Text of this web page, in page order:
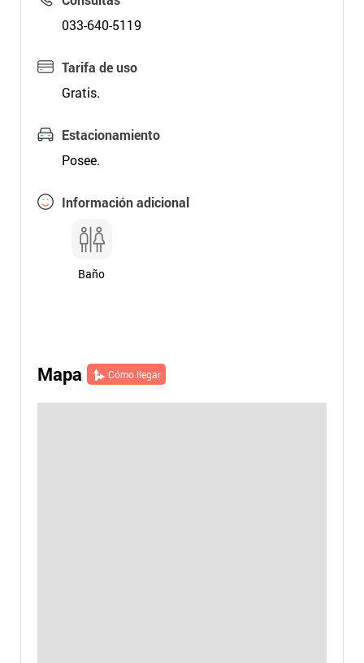
033-640-5119
Tarifa de uso
Gratis.
Estacionamiento
Posee.
Información adicional
Baño
Mapa Cómo llegar